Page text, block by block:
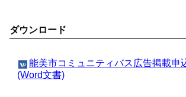
ダウンロード
能美市コミュニティバス広告掲載申
(Word文書)